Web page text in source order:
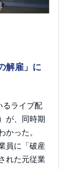
解雇」に
るライブ配
が、同時期
かった。
員に「破産
れた元従業